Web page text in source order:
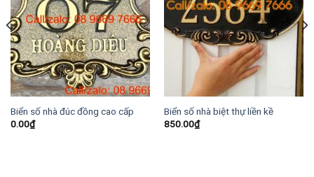
Biển số nhà đúc đồng cao cấp
0.00₫
Biển số nhà biệt thự liền kề
850.00₫